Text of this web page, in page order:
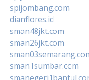
spijombang.com
dianflores.id
sman48jkt.com
sman26jkt.com
sman1sumbar.com